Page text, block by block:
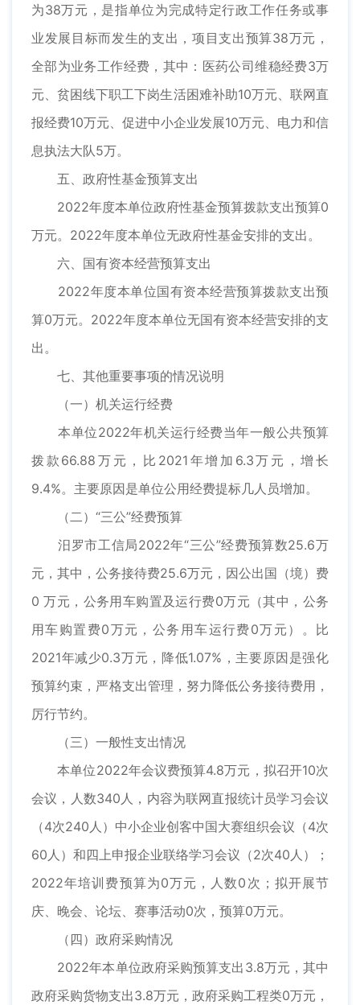
为38万元，是指单位为完成特定行政工作任务或事
业发展目标而发生的支出，项目支出预算38万元，
全部为业务工作经费，其中：医药公司维稳经费3万
元、贫困线下职工下岗生活困难补助10万元、联网直
报经费10万元、促进中小企业发展10万元、电力和信
息执法大队5万。
五、政府性基金预算支出
2022年度本单位政府性基金预算拨款支出预算0
万元。2022年度本单位无政府性基金安排的支出。
六、国有资本经营预算支出
2022年度本单位国有资本经营预算拨款支出预
算0万元。2022年度本单位无国有资本经营安排的支
出。
七、其他重要事项的情况说明
（一）机关运行经费
本单位2022年机关运行经费当年一般公共预算
拨款66.88万元，比2021年增加6.3万元，增长
9.4%。主要原因是单位公用经费提标几人员增加。
（二）“三公”经费预算
汨罗市工信局2022年“三公”经费预算数25.6万
元，其中，公务接待费25.6万元，因公出国（境）费
0 万元，公务用车购置及运行费0万元（其中，公务
用车购置费0万元，公务用车运行费0万元）。比
2021年减少0.3万元，降低1.07%，主要原因是强化
预算约束，严格支出管理，努力降低公务接待费用，
厉行节约。
（三）一般性支出情况
本单位2022年会议费预算4.8万元，拟召开10次
会议，人数340人，内容为联网直报统计员学习会议
（4次240人）中小企业创客中国大赛组织会议（4次
60人）和四上申报企业联络学习会议（2次40人）；
2022年培训费预算为0万元，人数0次；拟开展节
庆、晚会、论坛、赛事活动0次，预算0万元。
（四）政府采购情况
2022年本单位政府采购预算支出3.8万元，其中
政府采购货物支出3.8万元，政府采购工程类0万元，